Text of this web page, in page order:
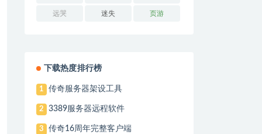
远哭 迷失 页游
下载热度排行榜
1 传奇服务器架设工具
2 3389服务器远程软件
3 传奇16周年完整客户端